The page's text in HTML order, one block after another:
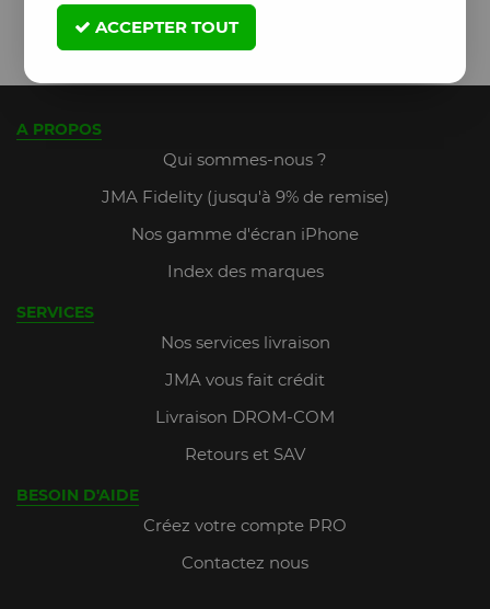
A PROPOS
Qui sommes-nous ?
JMA Fidelity (jusqu'à 9% de remise)
Nos gamme d'écran iPhone
Index des marques
SERVICES
Nos services livraison
JMA vous fait crédit
Livraison DROM-COM
Retours et SAV
BESOIN D'AIDE
Créez votre compte PRO
Contactez nous
ACCEPTER TOUT